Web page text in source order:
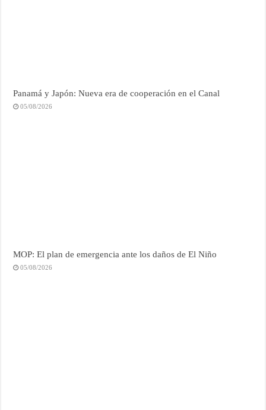
Panamá y Japón: Nueva era de cooperación en el Canal
05/08/2026
MOP: El plan de emergencia ante los daños de El Niño
05/08/2026